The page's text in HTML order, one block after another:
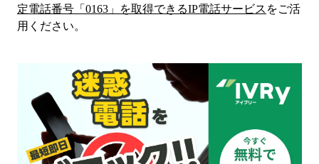
定電話番号「 0163 」を取得できるIP電話サービス をご活
用ください。